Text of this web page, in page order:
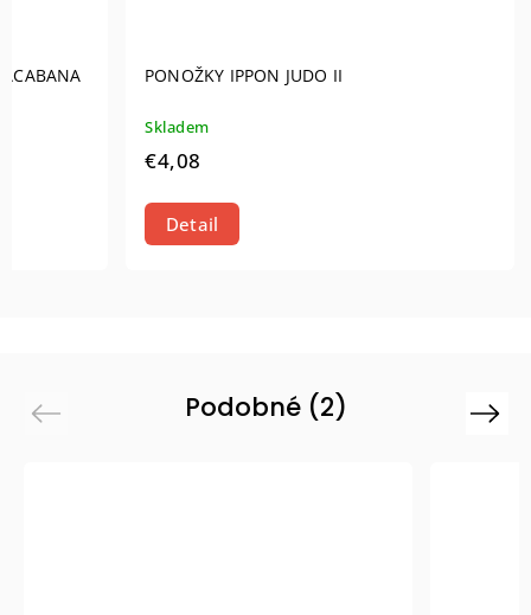
PONOŽKY IPPON JUDO II
Skladem
€4,08
Detail
Podobné (2)
Previous Next